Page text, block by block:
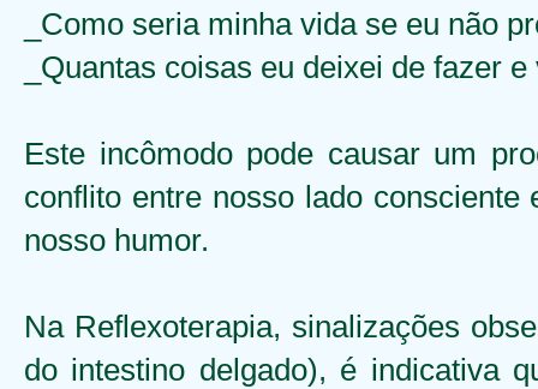
_Como seria minha vida se eu não
_Quantas coisas eu deixei de fazer
Este incômodo pode causar um
conflito entre nosso lado
nosso humor.
Na Reflexoterapia, sinalizações
do intestino delgado), é indicativa